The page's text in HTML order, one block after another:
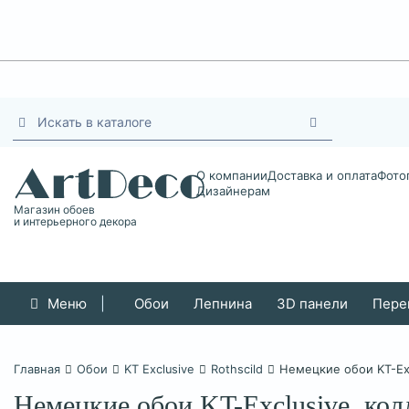
Магазин обоев
и интерьерного декора
О компанииДоставка и оплата
Дизайнерам
Меню Обои Лепнина 3D панели
Главная Обои KT Exclusive Rothscild Немецкие обои KT-